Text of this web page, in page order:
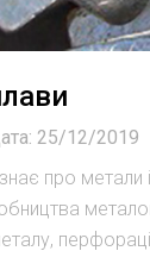
25/12/2019
про метали